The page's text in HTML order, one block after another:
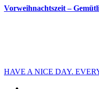
Vorweihnachtszeit –
HAVE A NICE DAY.